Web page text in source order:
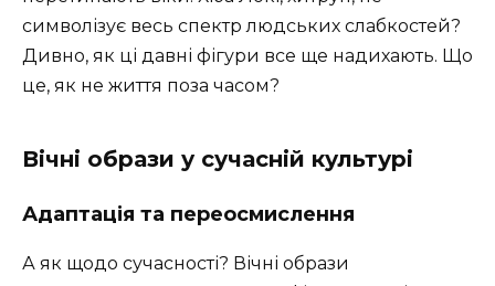
символізує весь спектр людських слабкостей?
Дивно, як ці давні фігури все ще надихають. Що
це, як не життя поза часом?
Вічні образи у сучасній культурі
Адаптація та переосмислення
А як щодо сучасності? Вічні образи